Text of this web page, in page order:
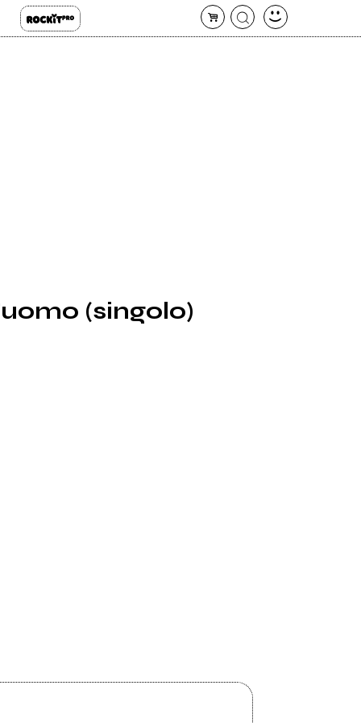
(singolo)